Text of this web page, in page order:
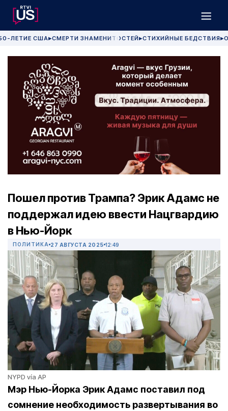
ЛЕТИЕ США▶СМЕРТИ ЗНАМЕНИТОСТЕЙ▶СТИХИЙНЫЕ БЕДСТВИЯ▶
Пошел против Трампа? Эрик Адамс не
поддержал идею ввести Нацгвардию
в Нью-Йорк
ПОЛИТИКА 27 АВГУСТА 2025 12:49
NYPD vía AP
Мэр Нью-Йорка Эрик Адамс поставил под
сомнение необходимость развертывания во